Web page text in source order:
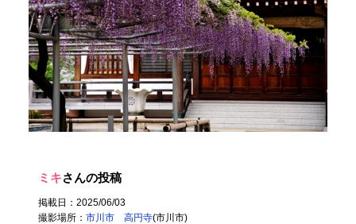
ミキさんの投稿
掲載日：2025/06/03
撮影場所：市川市 高円寺(市川市)